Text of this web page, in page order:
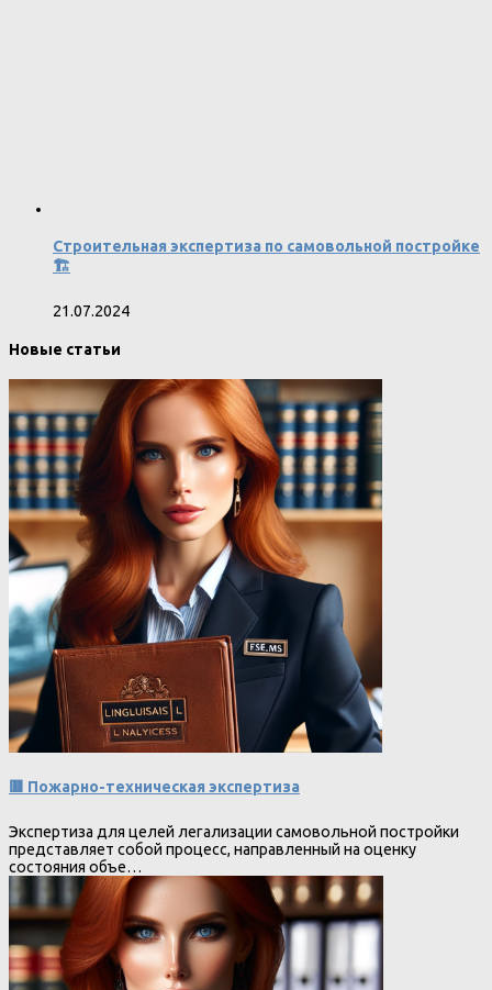
Строительная экспертиза по самовольной постройке
🏗️
21.07.2024
Новые статьи
🟥 Пожарно-техническая экспертиза
Экспертиза для целей легализации самовольной постройки
представляет собой процесс, направленный на оценку
состояния объе…